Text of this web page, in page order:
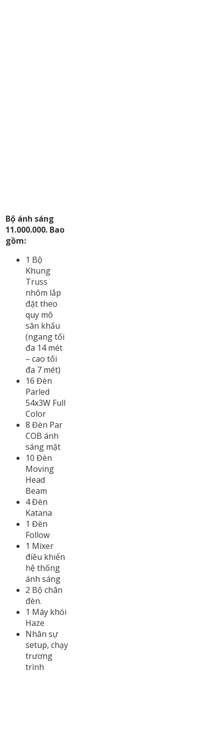
Bộ ánh sáng
11.000.000. Bao
gồm:
1 Bộ
Khung
Truss
nhôm lắp
đặt theo
quy mô
sân khấu
(ngang tối
đa 14 mét
– cao tối
đa 7 mét)
16 Đèn
Parled
54x3W Full
Color
8 Đèn Par
COB ánh
sáng mặt
10 Đèn
Moving
Head
Beam
4 Đèn
Katana
1 Đèn
Follow
1 Mixer
điều khiển
hệ thống
ánh sáng
2 Bộ chân
đèn.
1 Máy khói
Haze
Nhân sự
setup, chạy
trương
trình